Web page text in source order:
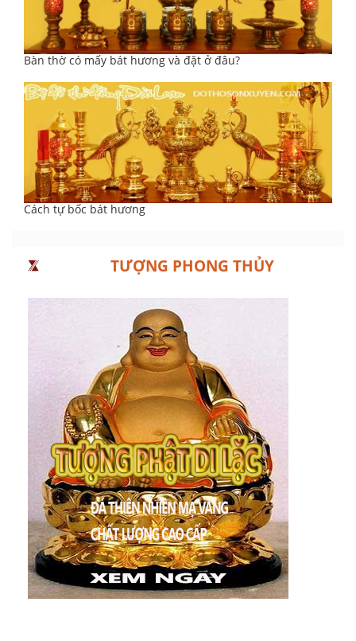
Bàn thờ có mấy bát hương và đặt ở đâu?
Cách tự bốc bát hương
TƯỢNG PHONG THỦY